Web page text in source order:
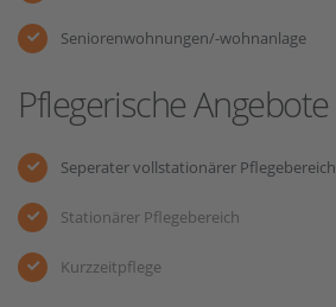
Seniorenwohnungen/-wohnanlage
Pflegerische Angebote
Seperater vollstationärer Pflegebereich
Stationärer Pflegebereich
Kurzzeitpflege